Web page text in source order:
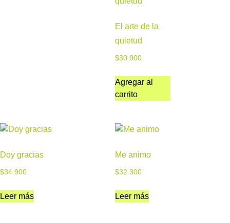
El arte de la
quietud
$30.900
Agregar al
carrito
Doy gracias
$34.900
Leer más
Me animo
$32.300
Leer más